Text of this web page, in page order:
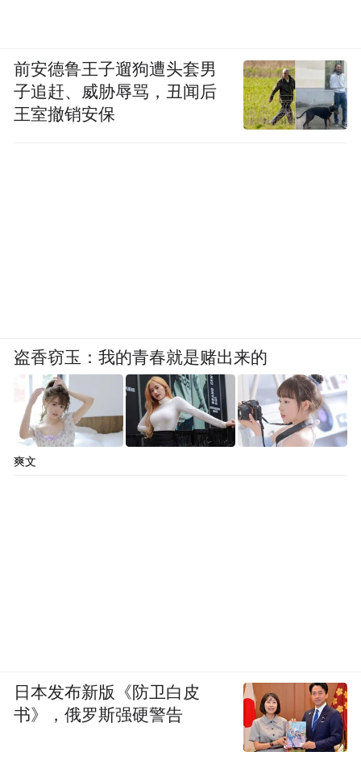
前安德鲁王子遛狗遭头套男
子追赶、威胁辱骂，丑闻后
王室撤销安保
盗香窃玉：我的青春就是赌出来的
爽文
日本发布新版《防卫白皮
书》，俄罗斯强硬警告